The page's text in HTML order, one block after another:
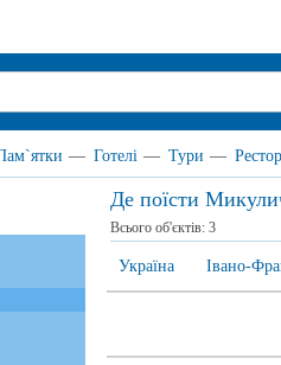
— Готелі — Тури —
Де поїсти
Всього об'єктів: 3
Україна Івано-